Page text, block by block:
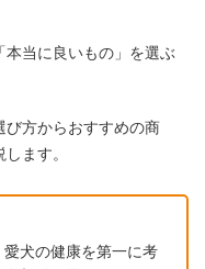
本当に良いもの」を選ぶ
び方からおすすめの商
ます。
犬の健康を第一に考